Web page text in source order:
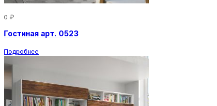
0 ₽
Гостиная арт. 0523
Подробнее